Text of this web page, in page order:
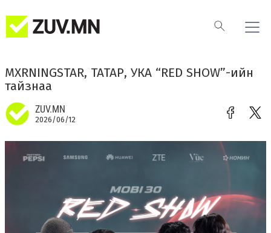
MXRNINGSTAR, ТАТАР, УКА “RED SHOW”-ийн
тайзнаа
ZUV.MN
2026/06/12